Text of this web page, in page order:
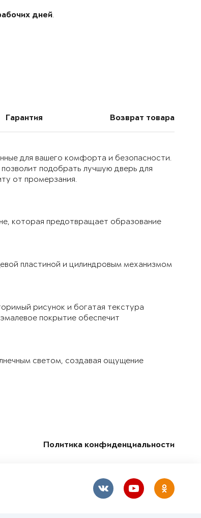
дней.
Гарантия Возврат товара
для вашего комфорта и безопасности.
подобрать лучшую дверь для
от промерзания.
которая предотвращает образование
пластиной и цилиндровым механизмом
рисунок и богатая текстура
покрытие обеспечит
светом, создавая ощущение
Политика конфиденциальности